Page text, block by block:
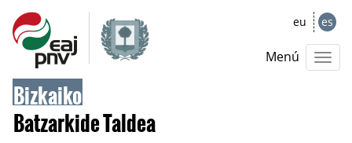
Bizkaiko
Batzarkide Taldea
eu es
Menú